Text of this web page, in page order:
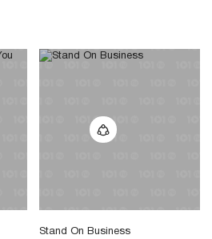
Stand On Business